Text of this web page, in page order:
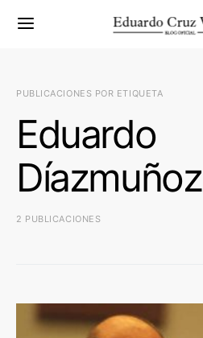
PUBLICACIONES POR ETIQUETA
Eduardo
Díazmuñoz
2 PUBLICACIONES